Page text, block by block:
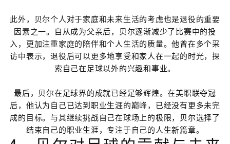
此外，贝尔个人对于家庭和未来生活的考虑也是退役的重要
因素之一。自从成为父亲后，贝尔逐渐减少了比赛中的投
入，更加注重家庭的陪伴和个人生活的质量。他曾在多个采
访中表示，退役后可以更多地享受和家人在一起的时光，探
索自己在足球以外的兴趣和事业。
最后，贝尔在足球界的成就已经足够辉煌。在美职联夺冠
后，他认为自己已达到职业生涯的巅峰，已经没有更多未完
成的目标。与其继续挑战自己在球场上的极限，贝尔选择了
结束自己的职业生涯，专注于自己的人生新篇章。